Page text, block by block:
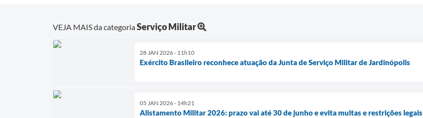
VEJA MAIS da categoriaServiço Militar
28 JAN 2026 - 11h10
Exército Brasileiro reconhece atuação da Junta de Serviço Militar de Jardinópolis
05 JAN 2026 - 14h21
Alistamento Militar 2026: prazo vai até 30 de junho e evita multas e restrições legais